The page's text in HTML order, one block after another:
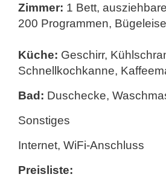
Zimmer: 1 Bett,
200 Programmen,
Küche: Geschirr,
Schnellkochkanne,
Bad: Duschecke,
Sonstiges
Internet, WiFi-Anschluss
Preisliste: